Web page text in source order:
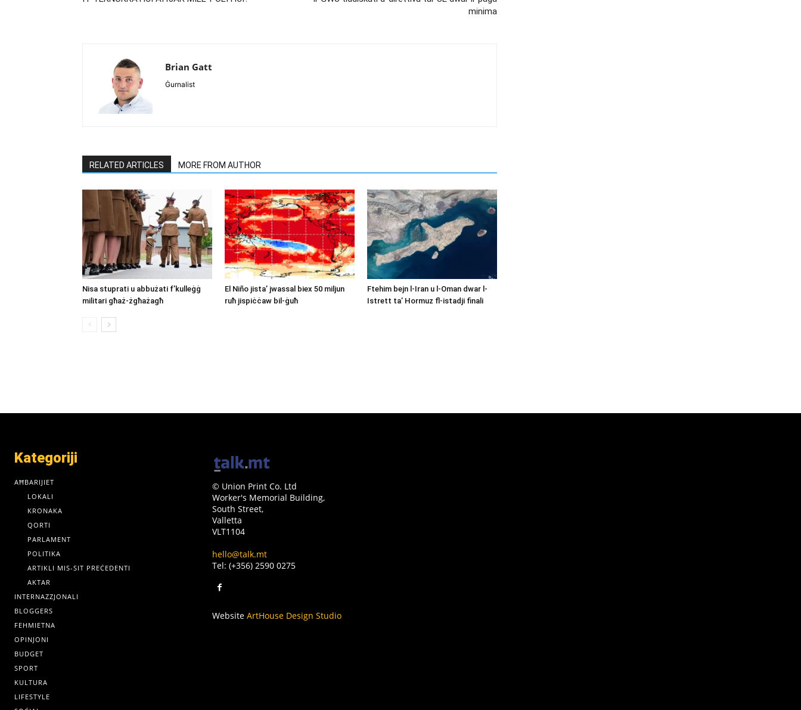
minima
Brian Gatt
Ġurnalist
RELATED ARTICLES MORE FROM AUTHOR
Nisa stuprati u abbużati f’kulleġġ
militari għaż-żgħażagħ
El Niño jista’ jwassal biex 50 miljun
ruħ jispiċċaw bil-ġuħ
Ftehim bejn l-Iran u l-Oman dwar l-
Istrett ta’ Hormuz fl-istadji finali
Kategoriji
AĦBARIJIET
LOKALI
KRONAKA
QORTI
PARLAMENT
POLITIKA
ARTIKLI MIS-SIT PREĊEDENTI
AKTAR
INTERNAZZJONALI
BLOGGERS
FEHMIETNA
OPINJONI
BUDGET
SPORT
KULTURA
LIFESTYLE
© Union Print Co. Ltd
Worker's Memorial Building,
South Street,
Valletta
VLT1104
hello@talk.mt
Tel: (+356) 2590 0275
Website ArtHouse Design Studio